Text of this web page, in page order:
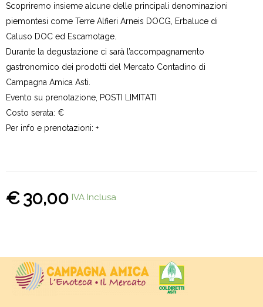
Scopriremo insieme alcune delle principali denominazioni
piemontesi come Terre Alfieri Arneis DOCG, Erbaluce di
Caluso DOC ed Escamotage.
Durante la degustazione ci sarà l’accompagnamento
gastronomico dei prodotti del Mercato Contadino di
Campagna Amica Asti.
Evento su prenotazione, POSTI LIMITATI
Costo serata: €
Per info e prenotazioni: +
30,00
€ IVA Inclusa